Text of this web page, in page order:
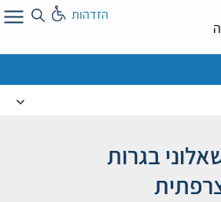
הזדהות
בגרות